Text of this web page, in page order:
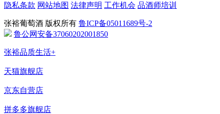
隐私条款 网站地图 法律声明 工作机会 品酒师培训
张裕葡萄酒 版权所有 鲁ICP备05011689号-2
鲁公网安备37060202001850
张裕品质生活+
天猫旗舰店
京东自营店
拼多多旗舰店